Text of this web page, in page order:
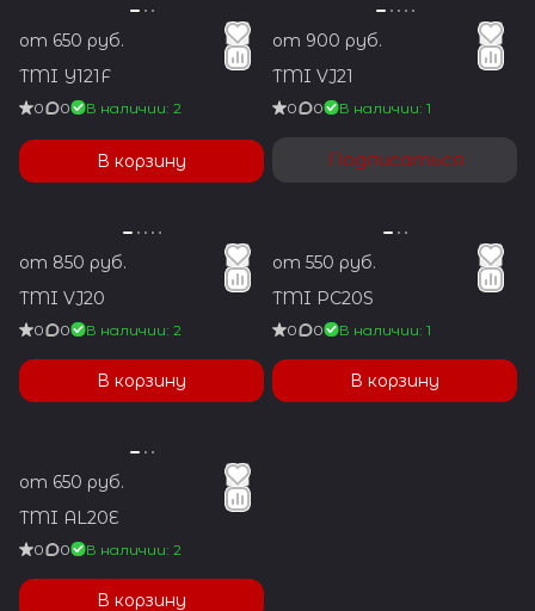
комитета приняли решение
сократить поставки своих
калибров ETA другим
участниками рынка, вне
своего концерна. Но в 2016
году, в связи с резким
падением продаж наручных
часов, компания решила
пересмотреть свое
от 650 руб.
TMI Y121F
0 0 В наличии: 2
В корзину
от 900 руб.
TMI VJ21
0 0 В наличии: 1
Подписаться
от 850 руб.
TMI VJ20
0 0 В наличии: 2
В корзину
от 550 руб.
TMI PC20S
0 0 В наличии: 1
В корзину
от 650 руб.
TMI AL20E
0 0 В наличии: 2
В корзину